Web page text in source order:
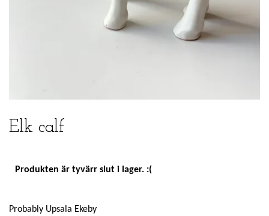
Elk calf
Produkten är tyvärr slut i lager. :(
Probably Upsala Ekeby